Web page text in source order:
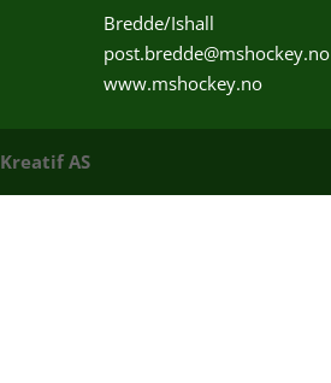
Bredde/Ishall
post.bredde@mshockey.no
www.mshockey.no
Kreatif AS